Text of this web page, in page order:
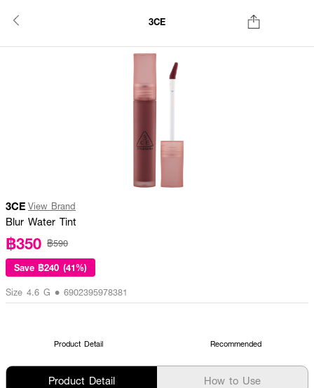
3CE
3CE View Brand
Blur Water Tint
฿350 ฿590
Save ฿240 (41%)
Size 4.6 G • 6902395978381
Product Detail Recommended
Product Detail How to Use